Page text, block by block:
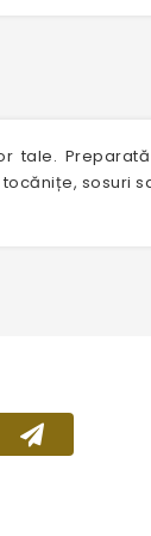
tale.
sosuri